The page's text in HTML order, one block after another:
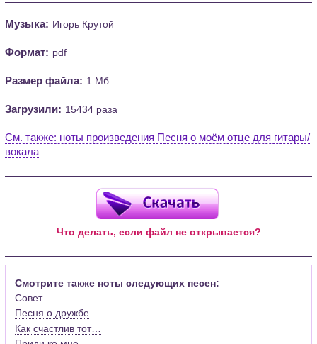
Музыка: Игорь Крутой
Формат: pdf
Размер файла: 1 Мб
Загрузили: 15434 раза
См. также: ноты произведения Песня о моём отце для гитары/
вокала
Что делать, если файл не открывается?
Смотрите также ноты следующих песен:
Совет
Песня о дружбе
Как счастлив тот…